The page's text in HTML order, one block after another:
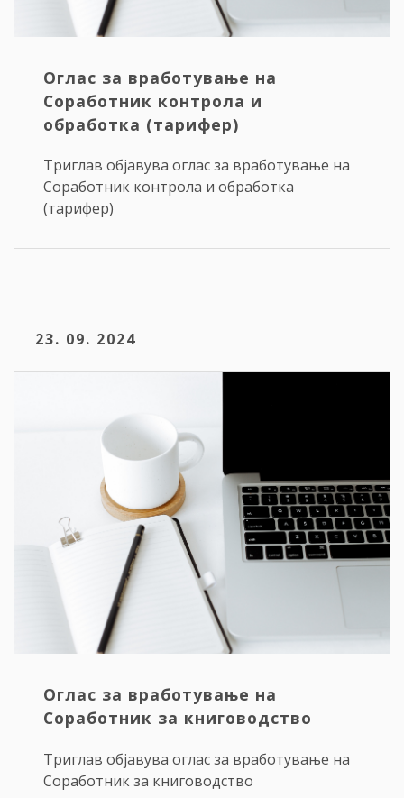
Оглас за вработување на
Соработник контрола и
обработка (тарифер)
Триглав објавува оглас за вработување на
Соработник контрола и обработка
(тарифер)
23. 09. 2024
Оглас за вработување на
Соработник за книговодство
Триглав објавува оглас за вработување на
Соработник за книговодство